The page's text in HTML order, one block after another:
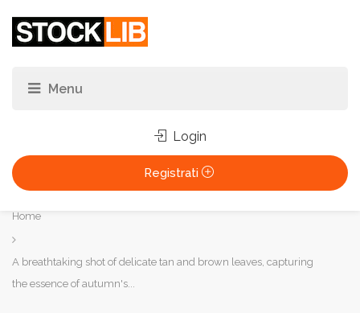
Login
Registrati
Tu
sei
qui:
Home
A breathtaking shot of delicate tan and brown leaves, capturing
the essence of autumn's...